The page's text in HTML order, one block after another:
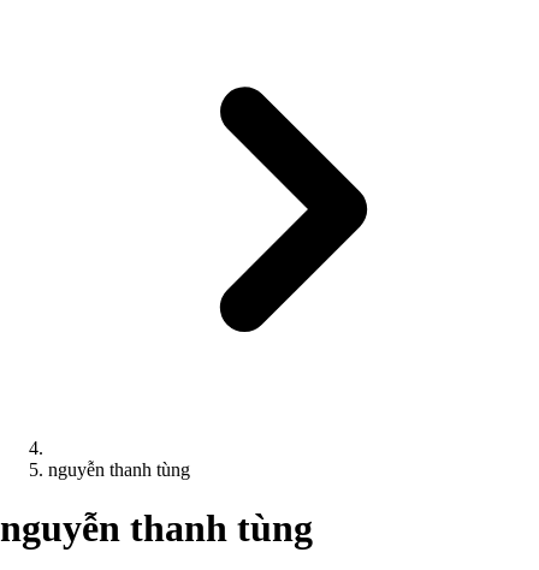
nguyễn thanh tùng
nguyễn thanh tùng